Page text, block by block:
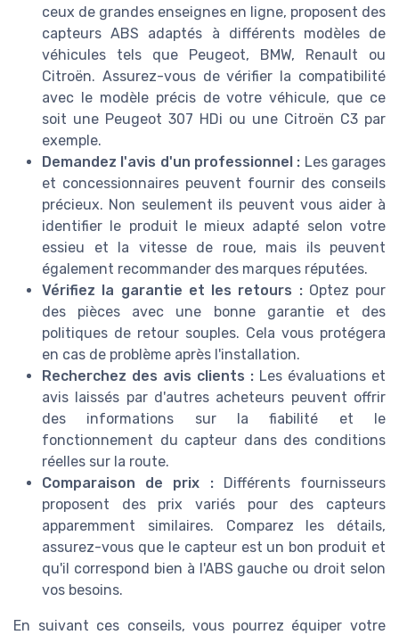
ceux de grandes enseignes en ligne, proposent des
capteurs ABS adaptés à différents modèles de
véhicules tels que Peugeot, BMW, Renault ou
Citroën. Assurez-vous de vérifier la compatibilité
avec le modèle précis de votre véhicule, que ce
soit une Peugeot 307 HDi ou une Citroën C3 par
exemple.
Demandez l'avis d'un professionnel : Les garages
et concessionnaires peuvent fournir des conseils
précieux. Non seulement ils peuvent vous aider à
identifier le produit le mieux adapté selon votre
essieu et la vitesse de roue, mais ils peuvent
également recommander des marques réputées.
Vérifiez la garantie et les retours :Optez pour
des pièces avec une bonne garantie et des
politiques de retour souples. Cela vous protégera
en cas de problème après l'installation.
Recherchez des avis clients : Les évaluations et
avis laissés par d'autres acheteurs peuvent offrir
des informations sur la fiabilité et le
fonctionnement du capteur dans des conditions
réelles sur la route.
Comparaison de prix :Différents fournisseurs
proposent des prix variés pour des capteurs
apparemment similaires. Comparez les détails,
assurez-vous que le capteur est un bon produit et
qu'il correspond bien à l'ABS gauche ou droit selon
vos besoins.
En suivant ces conseils, vous pourrez équiper votre